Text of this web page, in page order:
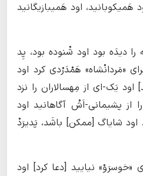
اود هَمیبازیگانید
دیدَه بود اود شْنوده بود، پِد
«مَردانْشاه» هَمْدَرْدی کرد اود
یَک-ای از مِهسالاران را نزد
از پشیمانی-اَشْ آگاهانید اود
شایاگ [ممکن] باشَد، پَدیرَدْ
«خوسرَوْ» نیایید [دعا کرد] اود